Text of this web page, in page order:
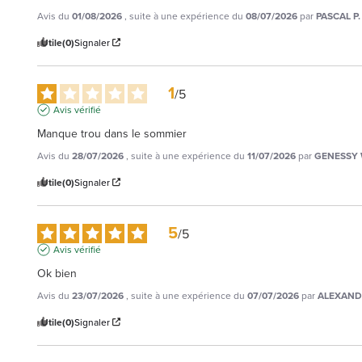
Avis du 01/08/2026, suite à une expérience du 08/07/2026 parPASCAL P.
Utile(0)Signaler
1/5
Avis vérifié
Manque trou dans le sommier
Avis du 28/07/2026, suite à une expérience du 11/07/2026 parGENESSY
Utile(0)Signaler
5/5
Avis vérifié
Ok bien
Avis du 23/07/2026, suite à une expérience du 07/07/2026 par
Utile(0)Signaler